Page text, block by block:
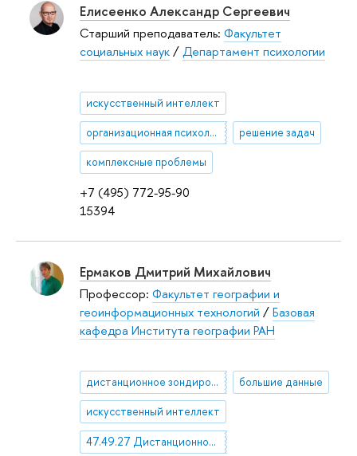
+7 (495) 772-95-90
15394
Елисеенко Александр Сергеевич
Старший преподаватель: Факультет
социальных наук/Департамент психологии
искусственный интеллект
организационная психология решение задач
комплексные проблемы
Ермаков Дмитрий Михайлович
Профессор: Факультет географии и
геоинформационных технологий /Базовая
кафедра Института географии РАН
дистанционное зондирование Земли большие данные
искусственный интеллект
47.49.27 Дистанционное зондирование